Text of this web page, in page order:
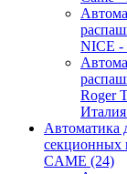
NICE -
Roger
Италия
Автоматика
секционных
CAME (24)